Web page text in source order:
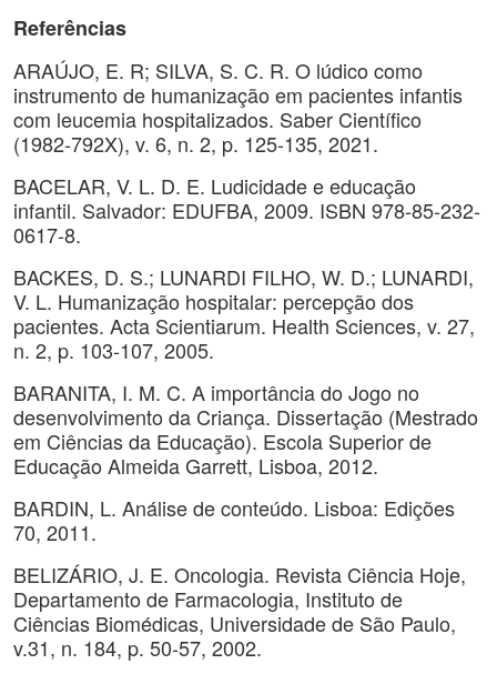
Referências
ARAÚJO, E. R; SILVA, S. C. R. O lúdico como
instrumento de humanização em pacientes infantis
com leucemia hospitalizados. Saber Científico
(1982-792X), v. 6, n. 2, p. 125-135, 2021.
BACELAR, V. L. D. E. Ludicidade e educação
infantil. Salvador: EDUFBA, 2009. ISBN 978-85-232-
0617-8.
BACKES, D. S.; LUNARDI FILHO, W. D.; LUNARDI,
V. L. Humanização hospitalar: percepção dos
pacientes. Acta Scientiarum. Health Sciences, v. 27,
n. 2, p. 103-107, 2005.
BARANITA, I. M. C. A importância do Jogo no
desenvolvimento da Criança. Dissertação (Mestrado
em Ciências da Educação). Escola Superior de
Educação Almeida Garrett, Lisboa, 2012.
BARDIN, L. Análise de conteúdo. Lisboa: Edições
70, 2011.
BELIZÁRIO, J. E. Oncologia. Revista Ciência Hoje,
Departamento de Farmacologia, Instituto de
Ciências Biomédicas, Universidade de São Paulo,
v.31, n. 184, p. 50-57, 2002.